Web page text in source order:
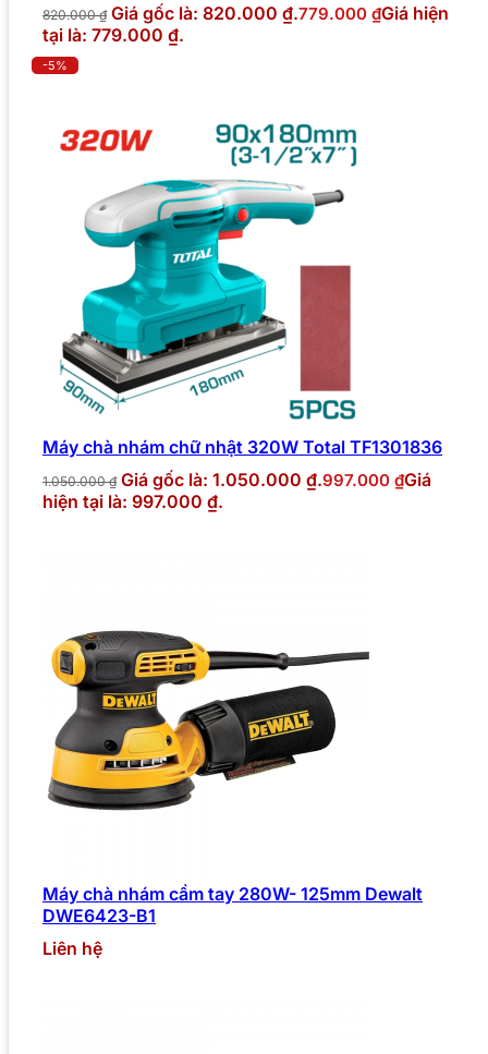
820.000₫ Giá gốc là: 820.000 ₫.779.000 ₫Giá hiện
tại là: 779.000 ₫.
-5%
Máy chà nhám chữ nhật 320W Total TF1301836
1.050.000₫ Giá gốc là: 1.050.000 ₫.997.000 ₫Giá
hiện tại là: 997.000 ₫.
Máy chà nhám cầm tay 280W- 125mm Dewalt
DWE6423-B1
Liên hệ